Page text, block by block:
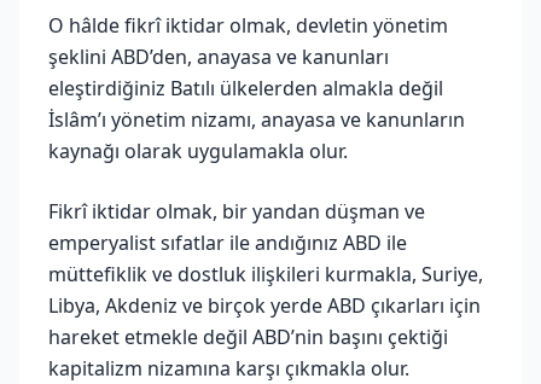
O hâlde fikrî iktidar olmak, devletin yönetim
şeklini ABD’den, anayasa ve kanunları
eleştirdiğiniz Batılı ülkelerden almakla değil
İslâm’ı yönetim nizamı, anayasa ve kanunların
kaynağı olarak uygulamakla olur.
Fikrî iktidar olmak, bir yandan düşman ve
emperyalist sıfatlar ile andığınız ABD ile
müttefiklik ve dostluk ilişkileri kurmakla, Suriye,
Libya, Akdeniz ve birçok yerde ABD çıkarları için
hareket etmekle değil ABD’nin başını çektiği
kapitalizm nizamına karşı çıkmakla olur.